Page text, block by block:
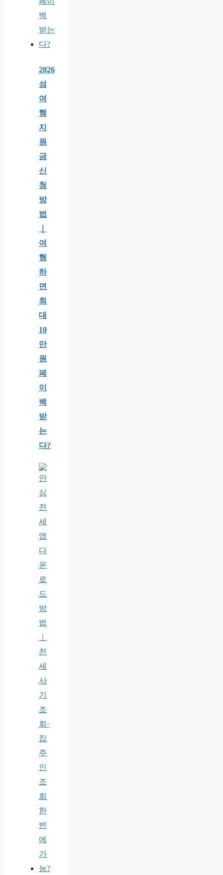
2026
섬
여
행
지
원
금
신
청
방
법
여
행
하
면
최
대
10
만
원
페
이
백
받
는
다?